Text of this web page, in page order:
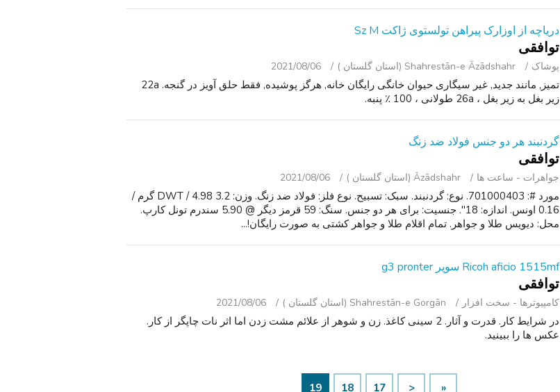
دریاچه از اوزارک پیراهن تولستوی ژاکت Sz M
توافقی
پوشاک Shahrestān-e Āzādshahr (استان گلستان ) 2021/08/06
تمیز, مانند جدید, غیر سیگاری حیوان خانگی رایگان خانه, هرگز پوشیده, فقط حلق آویز در گنجه. 22a
زیر بغل به زیر بغل ، 26a طولانی ، 100 ٪ پنبه.
گردنبند هر دو جنس فولاد ضد زنگ
توافقی
جواهرات - ساعت ‌ها Āzādshahr (استان گلستان ) 2021/08/06
مورد #: 701000403. نوع: گردنبند. سبک: تسبیح. نوع فلز: فولاد ضد زنگ. وزن: 3.2 DWT / 4.98 گرم /
0.16 اونس. اندازه: 18". جنسیت: برای هر دو جنس. سنگ: 59 قرمز دیگر @ 5.90 سندرم تونل کارپ.
محل: دیویس طلا و جواهر. تمام اقلام طلا و جواهر کشتی به صورت رایگان!...
Ricoh aficio 1515mf سوپر g3 pronter
توافقی
کامپیوترها - سخت ‌افزار Shahrestān-e Gorgān (استان گلستان ) 2021/08/06
در شرایط کار. قدرت و آثار. 2 سینی کاغذ. زن و شوهر از علائم مشت زدن اما اثر نات چاپگر از کار.
عکس ها را ببینید.
«
<
17
18
19